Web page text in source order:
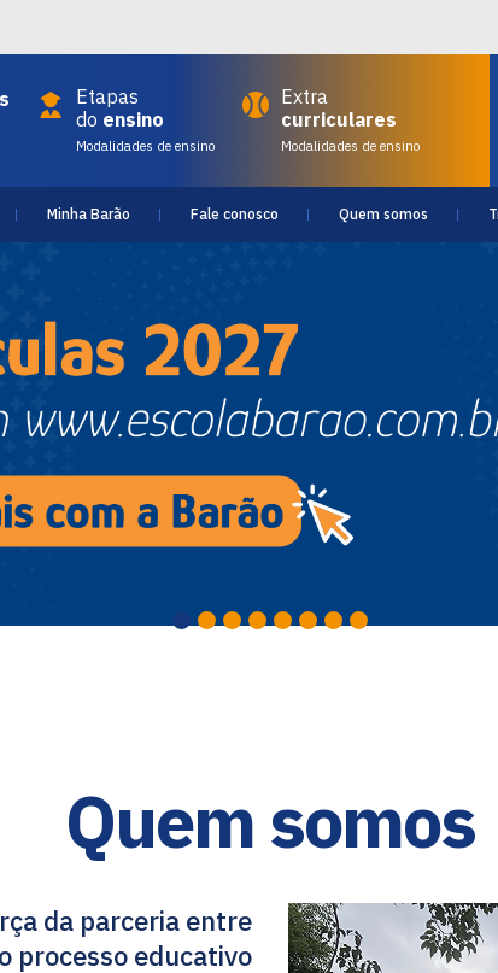
Etapas
do ensino
Modalidades de ensino
Extra
curriculares
Modalidades de ensino
Minha Barão Fale conosco Quem somos
Quem somos
da parceria entre
processo educativo